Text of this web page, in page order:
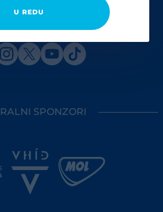
U REDU
SPONZORI